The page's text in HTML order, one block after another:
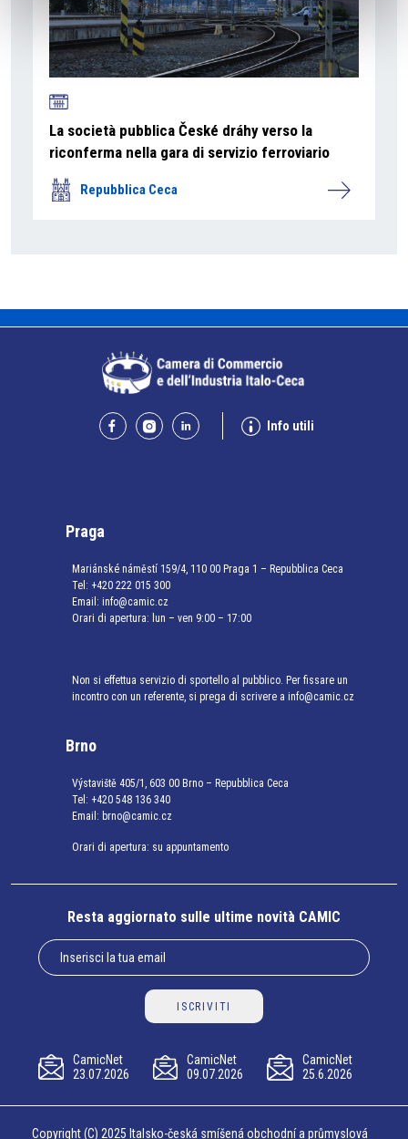
La società pubblica České dráhy verso la
riconferma nella gara di servizio ferroviario
Repubblica Ceca
Info utili
Praga
Mariánské náměstí 159/4, 110 00 Praga 1 – Repubblica Ceca
Tel: +420 222 015 300
Email: info@camic.cz
Orari di apertura: lun – ven 9:00 – 17:00
Non si effettua servizio di sportello al pubblico. Per fissare un
incontro con un referente, si prega di scrivere a info@camic.cz
Brno
Výstaviště 405/1, 603 00 Brno – Repubblica Ceca
Tel: +420 548 136 340
Email: brno@camic.cz
Orari di apertura: su appuntamento
Resta aggiornato sulle ultime novità CAMIC
ISCRIVITI
CamicNet
23.07.2026
CamicNet
09.07.2026
CamicNet
25.6.2026
Copyright (C) 2025 Italsko-česká smíšená obchodní a průmyslová